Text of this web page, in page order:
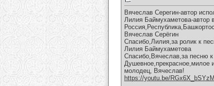
Вячеслав Серегин-автор
Лилия Баймухаметова-автор
Вячеслав Серёгин
Спасибо,Лилия,за ролик к
Лилия Баймухаметова
Спасибо,Вячеслав,за песню
Душевное,прекрасное,милое
молодец, Вячеслав!
https://youtu.be/RGx6X_bSYzM